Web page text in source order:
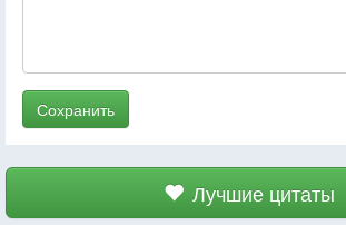
Сохранить
Лучшие цитаты